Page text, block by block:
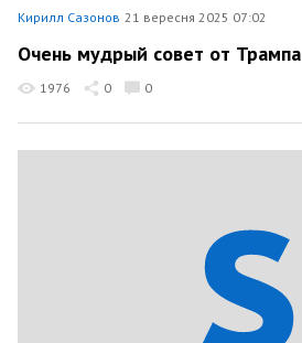
Кирилл Сазонов 21 вересня 2025 07:02
Очень мудрый совет от Трампа
1976 0 0